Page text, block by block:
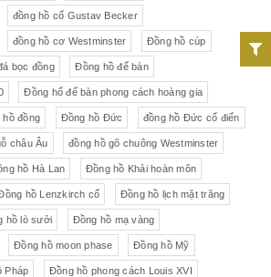
đồng hồ cổ Gustav Becker
đồng hồ cơ Westminster Đồng hồ cúp
bọc đồng Đồng hồ để bàn
Đồng hổ để bàn phong cách hoàng gia
đồng Đồng hồ Đức đồng hồ Đức cổ điển
châu Âu đồng hồ gõ chuông Westminster
hồ Hà Lan Đồng hồ Khải hoàn môn
hồ Lenzkirch cổ Đồng hồ lịch mặt trăng
hồ lò sưởi Đồng hồ mạ vàng
Đồng hồ moon phase Đồng hồ Mỹ
Pháp Đồng hồ phong cách Louis XVI